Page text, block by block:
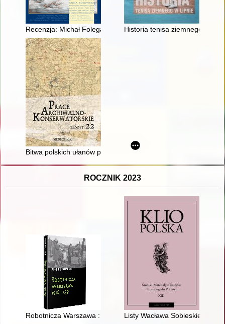
Recenzja: Michał Folega, „Życie na świat otwarte.
Historia tenisa ziemnego w
Bitwa polskich ułanów pod Skrzeszewem i Frankopolem w
ROCZNIK 2023
Robotnicza Warszawa : 1918-1939Listy Wacława Sobieskiego